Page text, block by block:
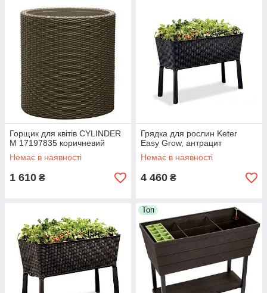
Горщик для квітів CYLINDER
M 17197835 коричневий
Немає в наявності
1 610 ₴
Грядка для рослин Keter
Easy Grow, антрацит
Немає в наявності
4 460 ₴
Топ